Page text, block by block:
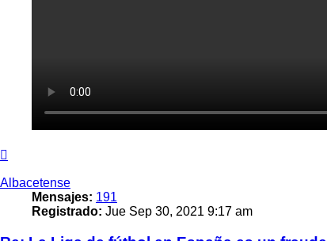
Albacetense
Mensajes: 191
Registrado: Jue Sep 30, 2021 9:17 am